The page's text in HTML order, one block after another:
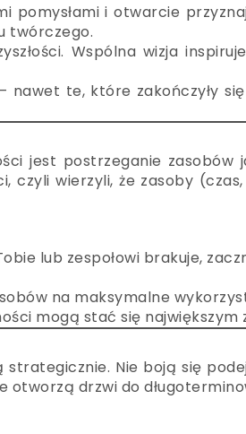
pomysłami i otwarcie
twórczego.
Wspólna wizja
nawet te, które zakończyły
jest postrzeganie zasobów
czyli wierzyli, że zasoby
lub zespołowi brakuje,
na maksymalne
mogą stać się
strategicznie. Nie boją się
drzwi do